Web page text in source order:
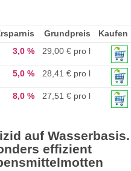
Grundpreis
Kaufen
3,0 % 29,00 € pro l
5,0 % 28,41 € pro l
8,0 % 27,51 € pro l
auf Wasserbasis.
effizient